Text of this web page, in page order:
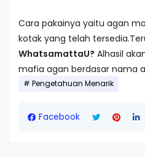
Cara pakainya yaitu agan
kotak yang telah
WhatsamattaU? Alhasil
mafia agan berdasar nama
Pengetahuan Menarik
Facebook